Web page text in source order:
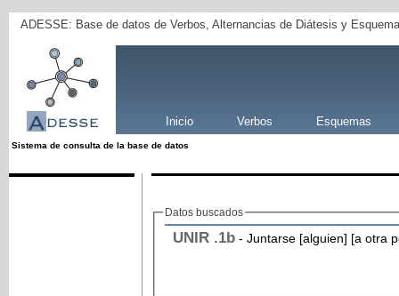
ADESSE: Base de datos de Verbos, Alternancias de Diátesis y
Inicio Verbos Esquemas
Sistema de consulta de la base de datos
Datos buscados
UNIR .1b - Juntarse [alguien] [a otra